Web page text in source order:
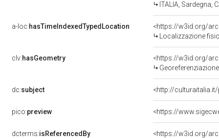
ITALIA, Sardegna,
a-loc:hasTimeIndexedTypedLocation
<https://w3id.org/
Localizzazione
clv:hasGeometry
<https://w3id.org/
dc:subject <http://
pico:preview
dcterms:isReferencedBy
<https://w3id.org/